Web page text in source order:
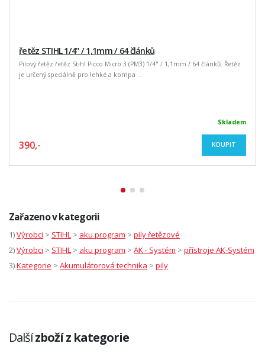
řetěz STIHL 1/4" / 1,1mm / 64 článků
Pilový řetěz řetěz Stihl Picco Micro 3 (PM3) 1/4" / 1,1mm / 64 článků. Řetěz
je určený speciálně pro lehké a kompa ...
Skladem
390,- KOUPIT
Zařazeno v kategorii
1)Výrobci > STIHL > aku program > pily řetězové
2)Výrobci > STIHL > aku program > AK - Systém > přístroje AK-Systém
3)Kategorie > Akumulátorová technika > pily
Dalšízboží z kategorie